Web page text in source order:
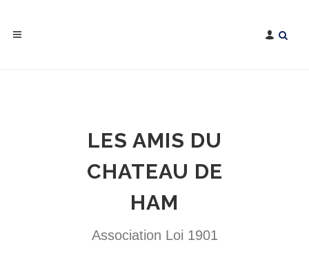
LES AMIS DU
CHATEAU DE
HAM
Association Loi 1901